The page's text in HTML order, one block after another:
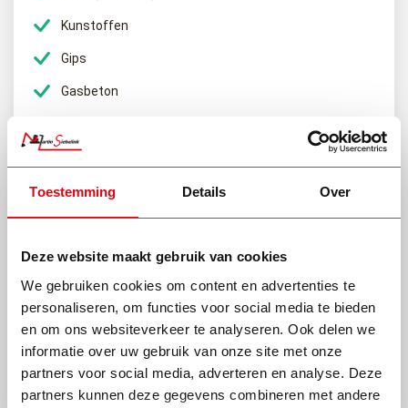
Toestemming Details Over
Deze website maakt gebruik van cookies
We gebruiken cookies om content en advertenties te
personaliseren, om functies voor social media te bieden
en om ons websiteverkeer te analyseren. Ook delen we
informatie over uw gebruik van onze site met onze
partners voor social media, adverteren en analyse. Deze
partners kunnen deze gegevens combineren met andere
container. Dus bijvoorbeeld ook als iemand anders er afval in
gooit wat er niet in mag.
Belading
Voor het beladen van de 6m³ bouwafval container bent u
u de container niet hoger laden dan 20cm boven de rand. Ook
mag er geen afval uitsteken aan de voor- zij- en achterkant.
Kunstoffen
Gips
Gasbeton
Koelkast en vriezer (meerprijs €30,- p/st)
(0318) 46 37 40
Stel je vraag aan Dick
Bekijk onze andere type afvalcontainers